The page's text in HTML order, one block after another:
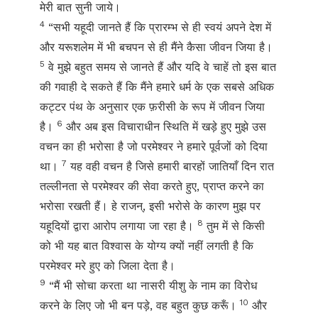
मेरी बात सुनी जाये।
4 “सभी यहूदी जानते हैं कि प्रारम्भ से ही स्वयं अपने देश में
और यरूशलेम में भी बचपन से ही मैंने कैसा जीवन जिया है।
5 वे मुझे बहुत समय से जानते हैं और यदि वे चाहें तो इस बात
की गवाही दे सकते हैं कि मैंने हमारे धर्म के एक सबसे अधिक
कट्टर पंथ के अनुसार एक फ़रीसी के रूप में जीवन जिया
है।
6 और अब इस विचाराधीन स्थिति में खड़े हुए मुझे उस
वचन का ही भरोसा है जो परमेश्वर ने हमारे पूर्वजों को दिया
था।
7 यह वही वचन है जिसे हमारी बारहों जातियाँ दिन रात
तल्लीनता से परमेश्वर की सेवा करते हुए, प्राप्त करने का
भरोसा रखती हैं। हे राजन्, इसी भरोसे के कारण मुझ पर
यहूदियों द्वारा आरोप लगाया जा रहा है।
8 तुम में से किसी
को भी यह बात विश्वास के योग्य क्यों नहीं लगती है कि
परमेश्वर मरे हुए को जिला देता है।
9 “मैं भी सोचा करता था नासरी यीशु के नाम का विरोध
करने के लिए जो भी बन पड़े, वह बहुत कुछ करूँ।10 और